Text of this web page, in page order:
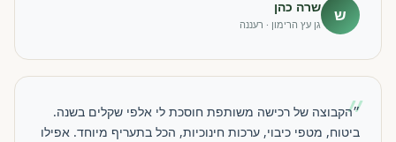
ש שרה כהן
גן עץ הרימון · רעננה
״
״הקבוצה של רכישה משותפת חוסכת לי אלפי שקלים בשנה.
ביטוח, מטפי כיבוי, ערכות חינוכיות, הכל בתעריף מיוחד. אפילו